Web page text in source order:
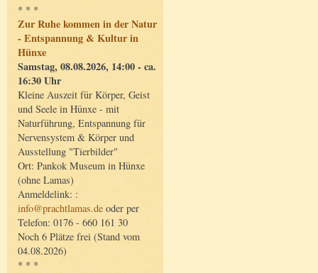
* * *
Zur Ruhe kommen in der Natur
- Entspannung & Kultur in
Hünxe
Samstag, 08.08.2026, 14:00 - ca.
16:30 Uhr
Kleine Auszeit für Körper, Geist
und Seele in Hünxe - mit
Naturführung, Entspannung für
Nervensystem & Körper und
Ausstellung "Tierbilder"
Ort: Pankok Museum in Hünxe
(ohne Lamas)
Anmeldelink: :
info@prachtlamas.de oder per
Telefon: 0176 - 660 161 30
Noch 6 Plätze frei (Stand vom
04.08.2026)
* * *